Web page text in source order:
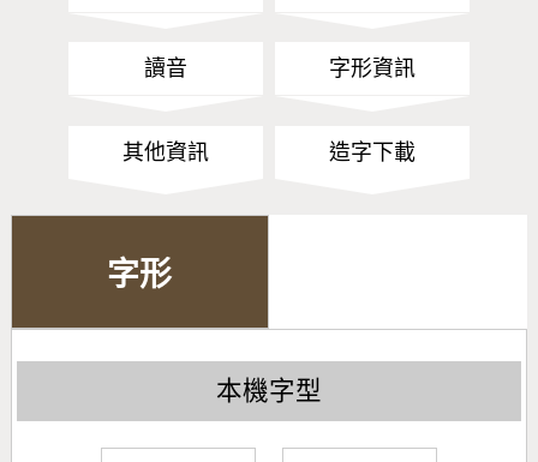
讀音 字形資訊
其他資訊 造字下載
字形
本機字型